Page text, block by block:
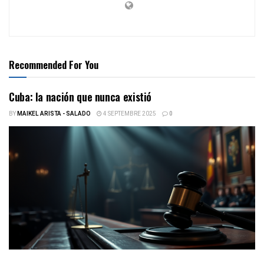
Recommended For You
Cuba: la nación que nunca existió
BYMAIKEL ARISTA - SALADO 4 SEPTEMBRE 2025 0